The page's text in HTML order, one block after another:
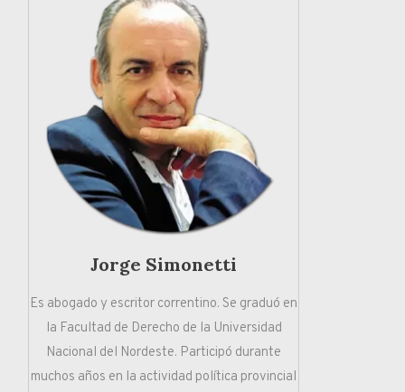
Jorge Simonetti
Es abogado y escritor correntino. Se graduó en
la Facultad de Derecho de la Universidad
Nacional del Nordeste. Participó durante
muchos años en la actividad política provincial